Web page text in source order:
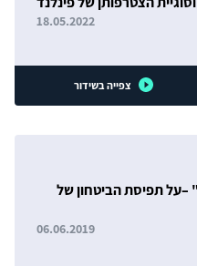
18.05.2022
צפייה בשידור
תפיסת הביטחון של
06.06.2019